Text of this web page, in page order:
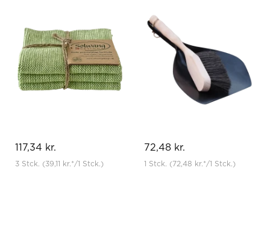
117,34 kr.
3 Stck. (39,11 kr.*/1 Stck.)
72,48 kr.
1 Stck. (72,48 kr.*/1 Stck.)